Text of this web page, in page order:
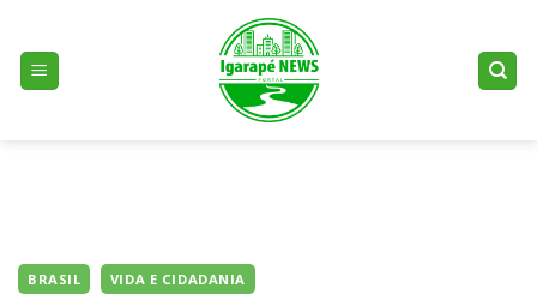
content
BRASIL VIDA E CIDADANIA